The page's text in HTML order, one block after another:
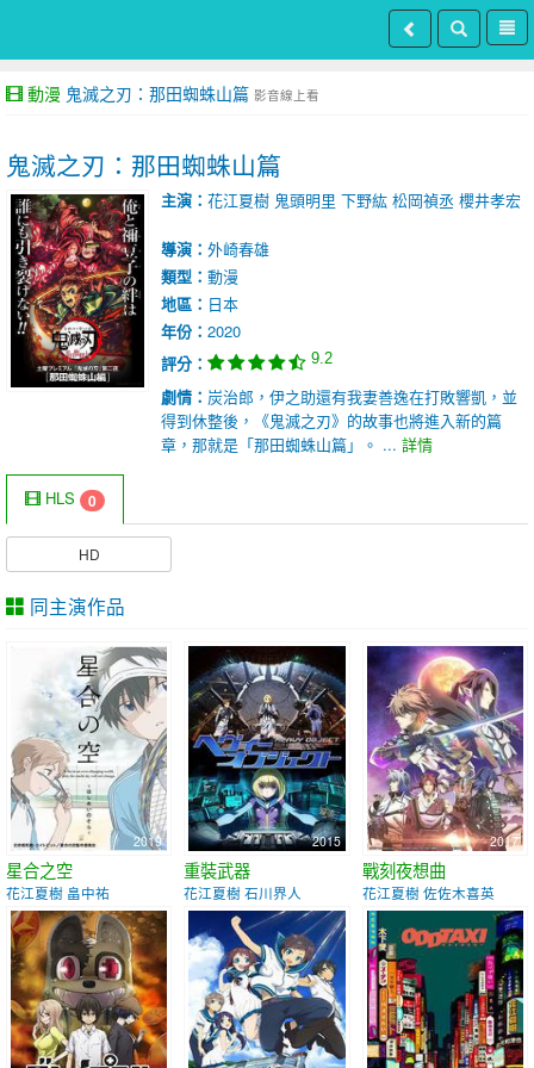
動漫 鬼滅之刃：那田蜘蛛山篇 影音線上看
鬼滅之刃：那田蜘蛛山篇
主演： 花江夏樹 鬼頭明里 下野紘 松岡禎丞 櫻井孝宏
導演： 外崎春雄
類型： 動漫
地區： 日本
年份： 2020
評分：
9.2
劇情： 炭治郎，伊之助還有我妻善逸在打敗響凱，並
得到休整後，《鬼滅之刃》的故事也將進入新的篇
章，那就是「那田蜘蛛山篇」。 ... 詳情
HLS 0
HD
同主演作品
2019
星合之空
花江夏樹 畠中祐
2015
重裝武器
花江夏樹 石川界人
2017
戰刻夜想曲
花江夏樹 佐佐木喜英